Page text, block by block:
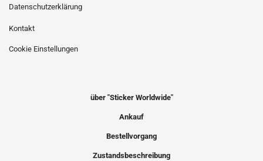
Datenschutzerklärung
Kontakt
Cookie Einstellungen
über "Sticker Worldwide"
Ankauf
Bestellvorgang
Zustandsbeschreibung